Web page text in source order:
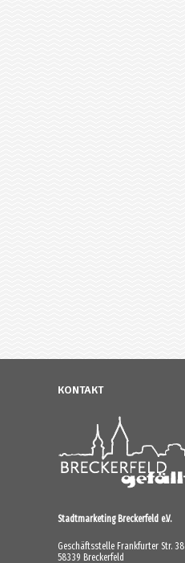
KONTAKT
Stadtmarketing Breckerfeld e.V.
Geschäftsstelle Frankfurter Str. 38
58339 Breckerfeld